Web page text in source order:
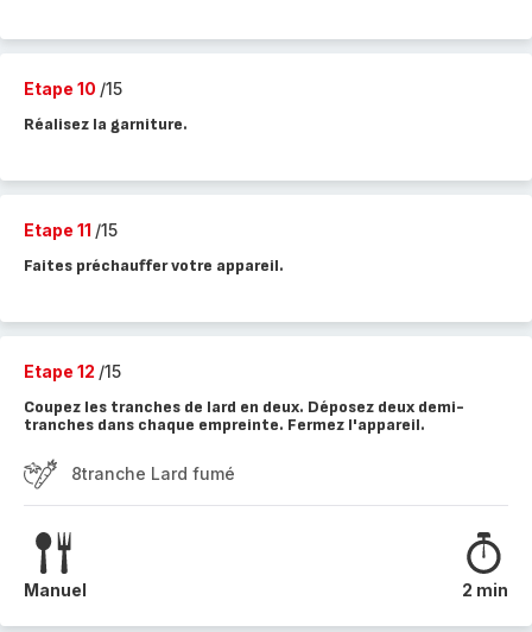
Etape 10 /15
Réalisez la garniture.
Etape 11 /15
Faites préchauffer votre appareil.
Etape 12 /15
Coupez les tranches de lard en deux. Déposez deux demi-
tranches dans chaque empreinte. Fermez l'appareil.
8tranche Lard fumé
Manuel 2 min